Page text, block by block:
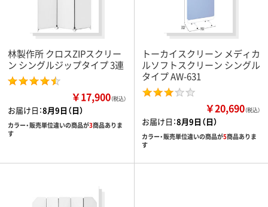
林製作所 クロスZIPスクリー
ン シングルジップタイプ 3連
￥17,900（税込）
お届け日：8月9日（日）
カラー・販売単位違いの商品が3商品ありま
す
トーカイスクリーン メディカ
ルソフトスクリーン シングル
タイプ AW-631
￥20,690（税込）
お届け日：8月9日（日）
カラー・販売単位違いの商品が5商品ありま
す